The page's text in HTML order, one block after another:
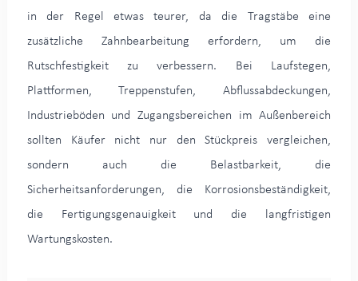
in der Regel etwas teurer, da die Tragstäbe eine
zusätzliche Zahnbearbeitung erfordern, um die
Rutschfestigkeit zu verbessern. Bei Laufstegen,
Plattformen, Treppenstufen, Abflussabdeckungen,
Industrieböden und Zugangsbereichen im Außenbereich
sollten Käufer nicht nur den Stückpreis vergleichen,
sondern auch die Belastbarkeit, die
Sicherheitsanforderungen, die Korrosionsbeständigkeit,
die Fertigungsgenauigkeit und die langfristigen
Wartungskosten.